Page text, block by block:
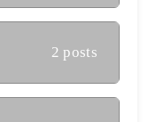
2 posts